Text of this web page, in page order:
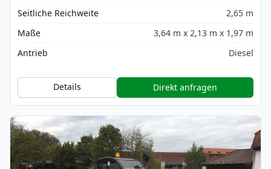
Seitliche Reichweite
2,65 m
Maße
3,64 m x 2,13 m x 1,97 m
Antrieb
Diesel
Details Direkt anfragen